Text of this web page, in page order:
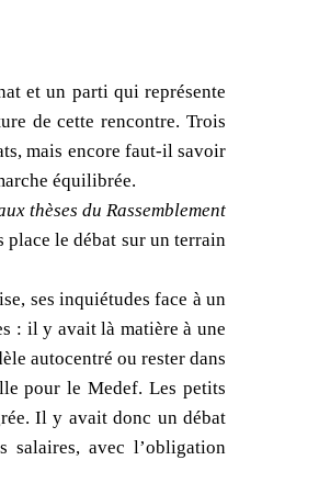
et un parti qui représente
de cette rencontre. Trois
mais encore faut-il savoir
équilibrée.
thèses du Rassemblement
le débat sur un terrain
ses inquiétudes face à un
: il y avait là matière à une
autocentré ou rester dans
pour le Medef. Les petits
Il y avait donc un débat
salaires, avec l’obligation